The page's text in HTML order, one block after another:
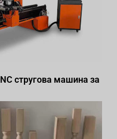
стругова машина за